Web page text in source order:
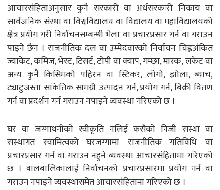
आचारसंहिताअनुसार कुनै सरकारी वा अर्धसरकारी निकाय वा
सार्वजनिक संस्था वा विश्वविद्यालय वा विद्यालय वा महाविद्यालयको
क्षेत्र प्रयोग गरी निर्वाचनसम्बन्धी भेला वा प्रचारप्रसार गर्न वा गराउन
पाइने छैन । राजनीतिक दल वा उम्मेदवारको निर्वाचन चिह्नअंकित
ज्याकेट, कमिज, भेस्ट, टिसर्ट, टोपी वा क्याप, गम्छा, मास्क, लकेट वा
अन्य कुनै किसिमको पहिरन वा स्टिकर, लोगो, झोला, ब्याच,
ट्याटुजस्ता सांकेतिक सामग्री उत्पादन गर्न, प्रयोग गर्न, बिक्री वितण
गर्न वा प्रदर्शन गर्न गराउन नपाइने व्यवस्था गरिएको छ ।
घर वा जग्गाधनीको स्वीकृति नलिई कसैको निजी संस्था वा
संस्थागत स्वामित्वको घरजग्गामा राजनीतिक गतिविधि वा
प्रचारप्रसार गर्न वा गराउन नहुने व्यवस्था आचारसंहितामा गरिएको
छ । बालबालिकालाई निर्वाचनको प्रचारप्रसारमा प्रयोग गर्न वा
गराउन नपाइने व्यवस्थासमेत आचारसंहितामा गरिएको छ ।